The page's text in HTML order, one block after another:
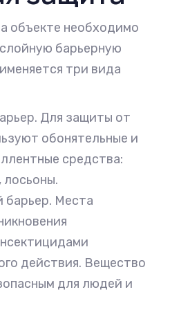
объекте необходимо
барьерную
три вида
Для защиты от
обонятельные и
средства:
лосьоны.
барьер. Места
действия. Вещество
для людей и